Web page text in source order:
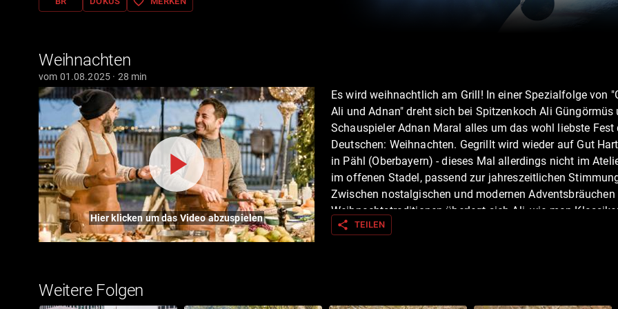
Weihnachten
vom 01.08.2025 · 28 min
Hier klicken um das Video abzuspielen
Es wird weihnachtlich am Grill! In einer Spezialfolge von
Ali und Adnan" dreht sich bei Spitzenkoch Ali Güngörmüs
Schauspieler Adnan Maral alles um das wohl liebste Fest
Deutschen: Weihnachten. Gegrillt wird wieder auf Gut
in Pähl (Oberbayern) - dieses Mal allerdings nicht im
im offenen Stadel, passend zur jahreszeitlichen
Zwischen nostalgischen und modernen Adventsbräuchen
Weihnachtstraditionen überlegt sich Ali, wie man
Weihnachtsküche neu interpretieren kann, und zeigt, wie
share TEILEN
Weitere Folgen